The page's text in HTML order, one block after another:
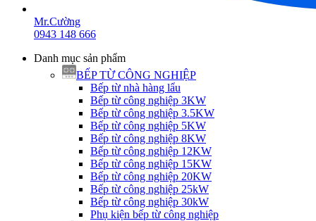
Mr.Cường
0943 148 666
Danh mục sản phẩm
BẾP TỪ CÔNG NGHIỆP
Bếp từ nhà hàng lẩu
Bếp từ công nghiệp 3KW
Bếp từ công nghiệp 3.5KW
Bếp từ công nghiệp 5KW
Bếp từ công nghiệp 8KW
Bếp từ công nghiệp 12KW
Bếp từ công nghiệp 15KW
Bếp từ công nghiệp 20KW
Bếp từ công nghiệp 25kW
Bếp từ công nghiệp 30kW
Phụ kiện bếp từ công nghiệp